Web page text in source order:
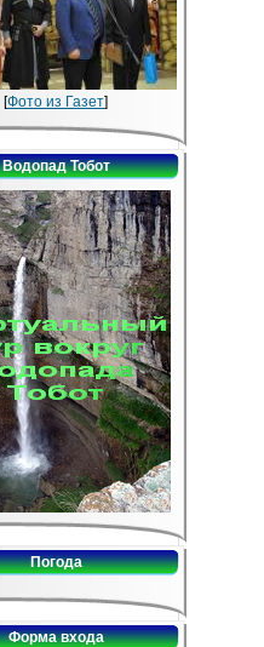
[Фото из Газет]
Водопад Тобот
Погода
Форма входа